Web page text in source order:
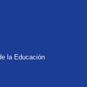
la Educación